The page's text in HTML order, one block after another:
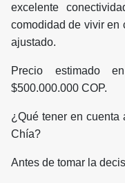
excelente
comodidad de vivir en
ajustado.
Precio estimado
$500.000.000 COP.
¿Qué tener en
Chía?
Antes de tomar la